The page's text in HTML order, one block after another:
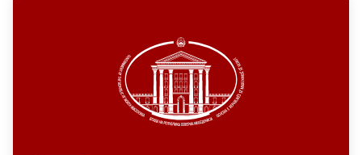
Основање на здружение